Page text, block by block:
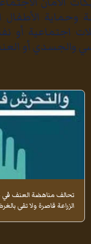
الأطفال
اجتماعية
والجسدي أو
تحالف مناهضة العنف في
الزراعة قاصرة ولا تفي